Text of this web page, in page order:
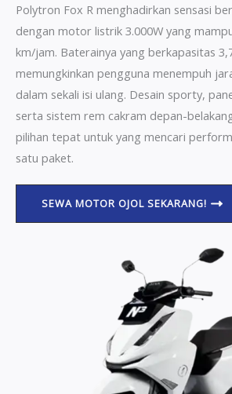
Polytron Fox R menghadirkan sensasi
dengan motor listrik 3.000W yang
km/jam. Baterainya yang berkapasitas
memungkinkan pengguna menempuh
dalam sekali isi ulang. Desain sporty,
serta sistem rem cakram depan-
pilihan tepat untuk yang mencari
satu paket.
SEWA MOTOR OJOL SEKARANG!